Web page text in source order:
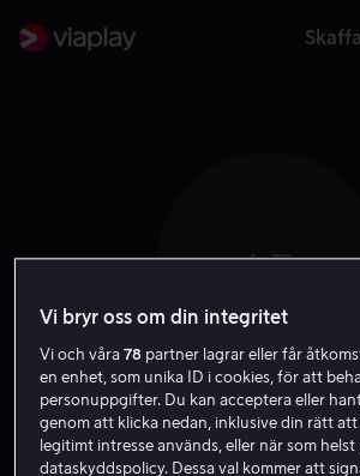
I F
Iikka
Vi bryr oss om din integritet
Vi och våra78 partner lagrar eller får
en enhet, som unika ID i cookies, för att
personuppgifter. Du kan acceptera eller
genom att klicka nedan, inklusive din rätt
legitimt intresse används, eller när som
dataskyddspolicy. Dessa val kommer att